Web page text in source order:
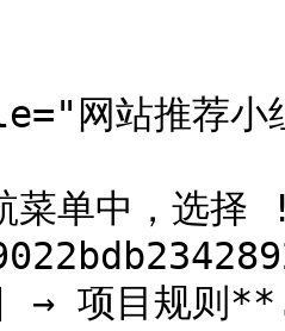
网站推荐小
菜单中，选
→ 项目规则